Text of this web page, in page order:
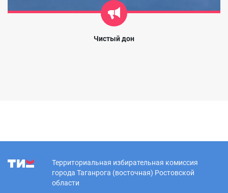
Чистый дон
Территориальная избирательная комиссия
города Таганрога (восточная) Ростовской
области